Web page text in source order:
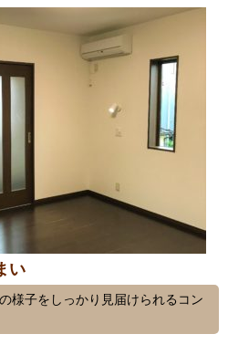
い
様子をしっかり見届けられるコン